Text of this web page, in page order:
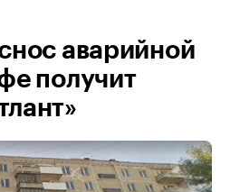
аварийной
получит